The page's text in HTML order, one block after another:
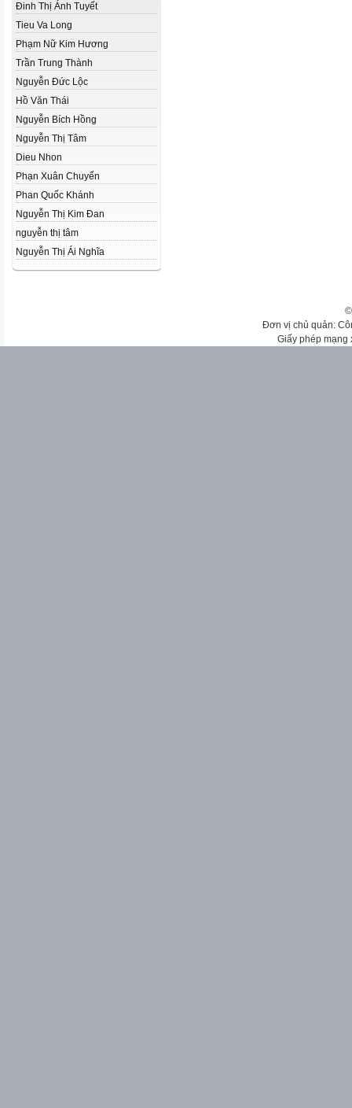
Đinh Thị Ánh Tuyết
Tieu Va Long
Phạm Nữ Kim Hương
Trần Trung Thành
Nguyễn Đức Lộc
Hồ Văn Thái
Nguyễn Bích Hồng
Nguyễn Thị Tâm
Dieu Nhon
Phạn Xuân Chuyển
Phan Quốc Khánh
Nguyễn Thị Kim Đan
nguyễn thị tâm
Nguyễn Thị Ái Nghĩa
Đơn vị chủ quản:
Giấy phép mạng